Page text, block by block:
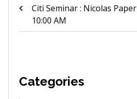
Citi Seminar : Nicolas
10:00 AM
Categories